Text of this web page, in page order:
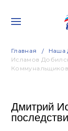
Главная Наша
Исламов
Коммунальщиков
Дмитрий